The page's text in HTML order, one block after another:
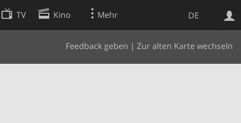
DE
TV Kino Mehr
Feedback geben | Zur alten Karte wechseln
Websuche